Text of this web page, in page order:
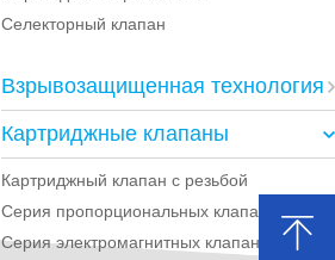
Селекторный клапан
Взрывозащищенная технология
Картриджные клапаны
Картриджный клапан с резьбой
Серия пропорциональных клапанов
Серия электромагнитных клапанов